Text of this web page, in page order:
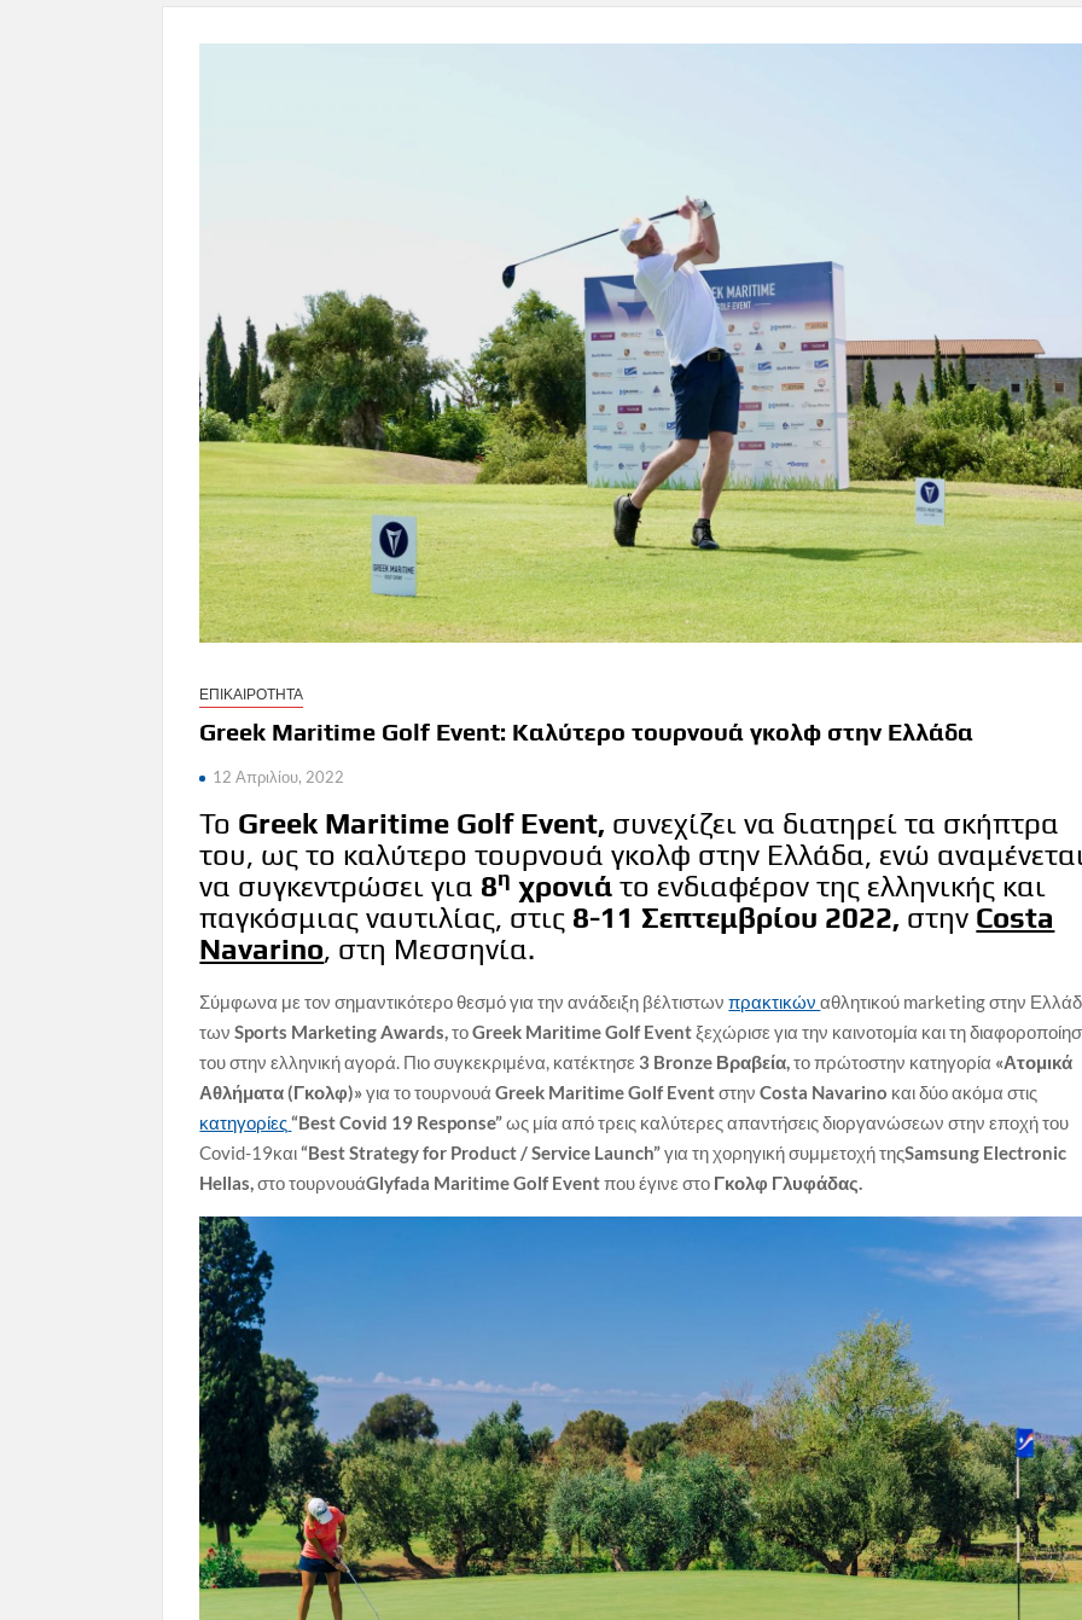
ΕΠΙΚΑΙΡΟΤΗΤΑ
Greek Maritime Golf Event: Καλύτερο τουρνουά γκολφ στην Ελλάδα
12 Απριλίου, 2022
Το Greek Maritime Golf Event, συνεχίζει να διατηρεί τα σκήπτρα
του, ως το καλύτερο τουρνουά γκολφ στην Ελλάδα, ενώ
να συγκεντρώσει για 8η χρονιά το ενδιαφέρον της ελληνικής και
παγκόσμιας ναυτιλίας, στις 8-11 Σεπτεμβρίου 2022, στην Costa
Navarino, στη Μεσσηνία.
Σύμφωνα με τον σημαντικότερο θεσμό για την ανάδειξη βέλτιστωνπρακτικώναθλητικού marketing στην
τωνSports Marketing Awards,τοGreek Maritime Golf Eventξεχώρισε για την καινοτομία και τη
του στην ελληνική αγορά. Πιο συγκεκριμένα, κατέκτησε 3 Bronze Βραβεία,το πρώτοστην κατηγορία «Ατομικά
Αθλήματα (Γκολφ)»για το τουρνουάGreek Maritime Golf EventστηνCosta Navarino και δύο ακόμα στις
κατηγορίες“Best Covid 19 Response”ως μία από τρεις καλύτερες απαντήσεις διοργανώσεων στην εποχή του
Covid-19και“Best Strategy for Product / Service Launch”για τη χορηγική συμμετοχή τηςSamsung Electronic
Hellas,στο τουρνουάGlyfada Maritime Golf Eventπου έγινε στο Γκολφ Γλυφάδας.